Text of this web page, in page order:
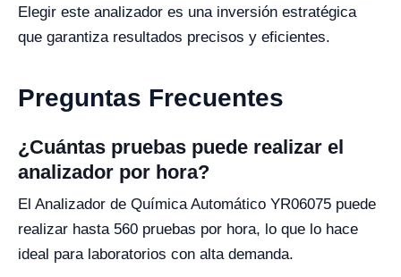
Elegir este analizador es una inversión estratégica
que garantiza resultados precisos y eficientes.
Preguntas Frecuentes
¿Cuántas pruebas puede realizar el
analizador por hora?
El Analizador de Química Automático YR06075 puede
realizar hasta 560 pruebas por hora, lo que lo hace
ideal para laboratorios con alta demanda.